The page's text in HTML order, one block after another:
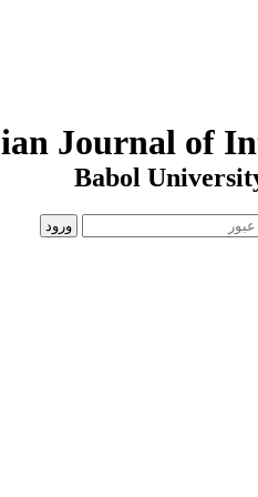
Journal of
Babol